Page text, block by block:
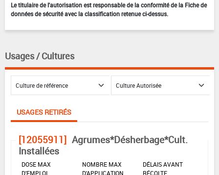
Le titulaire de l'autorisation est responsable de la conformité de la Fiche de
données de sécurité avec la classification retenue ci-dessus.
Usages / Cultures
USAGES RETIRÉS
[12055911] Agrumes*Désherbage*Cult.
Installées
DOSE MAX
D'EMPLOI
NOMBRE MAX
D'APPLICATION
DÉLAIS AVANT
RÉCOLTE